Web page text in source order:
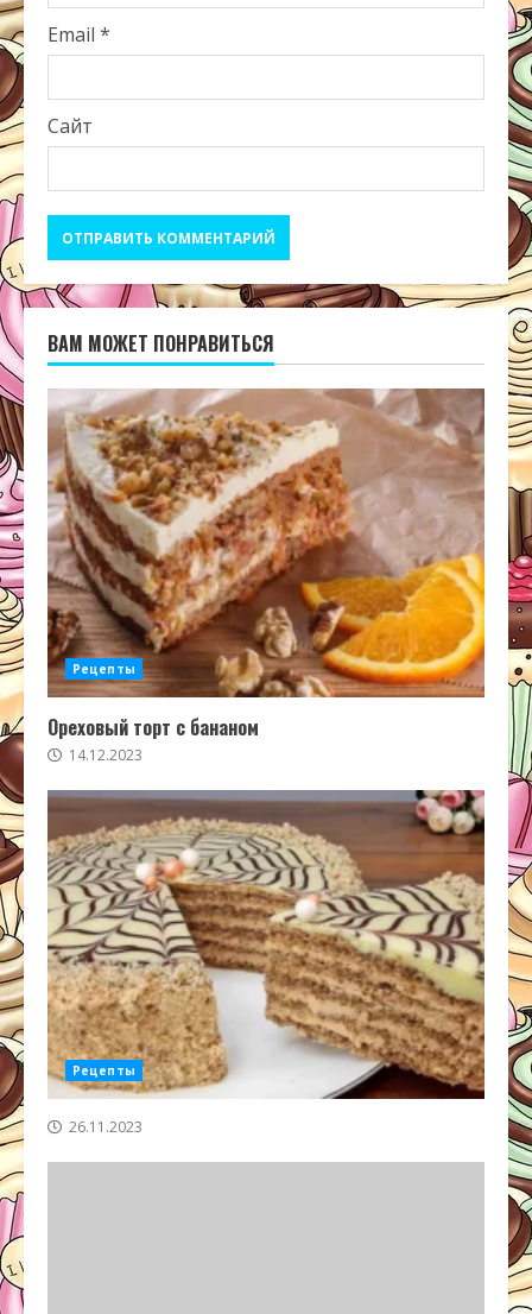
Email *
Сайт
ВАМ МОЖЕТ ПОНРАВИТЬСЯ
Рецепты
Ореховый торт с бананом
14.12.2023
Рецепты
26.11.2023